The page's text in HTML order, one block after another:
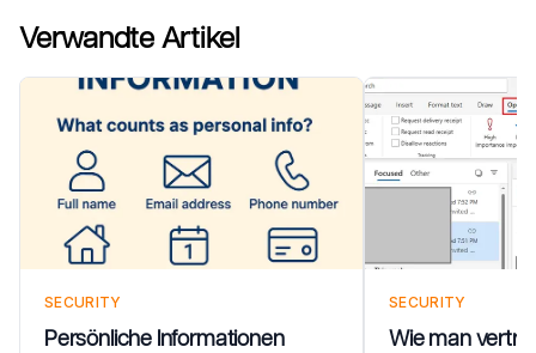
Verwandte Artikel
SECURITY
Persönliche Informationen
SECURITY
Wie man